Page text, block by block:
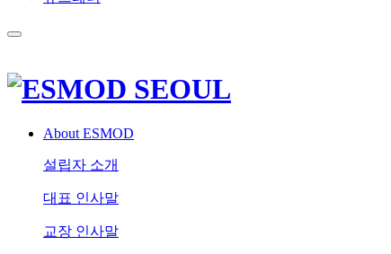
About ESMOD
설립자 소개
대표 인사말
교장 인사말